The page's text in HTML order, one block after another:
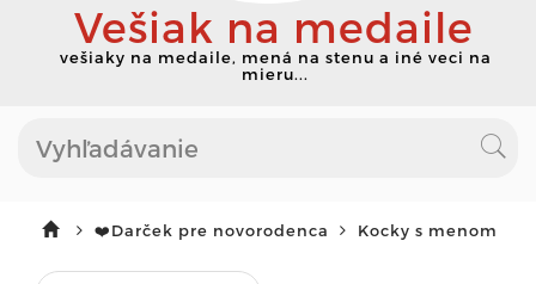
Vešiak na medaile
vešiaky na medaile, mená na stenu a iné veci na
mieru...
❤️Darček pre novorodenca Kocky s menom